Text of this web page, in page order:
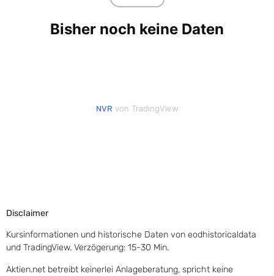
NVR von TradingView
Disclaimer
Kursinformationen und historische Daten von eodhistoricaldata
und TradingView. Verzögerung: 15-30 Min.
Aktien.net betreibt keinerlei Anlageberatung, spricht keine